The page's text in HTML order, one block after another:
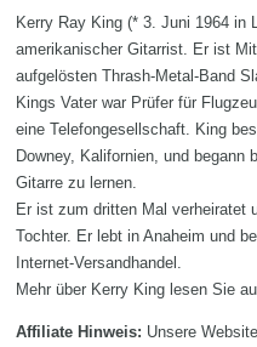
Kerry Ray King (* 3. Juni 1964 in
amerikanischer Gitarrist. Er ist
aufgelösten Thrash-Metal-Band
Kings Vater war Prüfer für
eine Telefongesellschaft. King
Downey, Kalifornien, und begann
Gitarre zu lernen.
Er ist zum dritten Mal verheiratet
Tochter. Er lebt in Anaheim und
Internet-Versandhandel.
Mehr über Kerry King lesen Sie
Affiliate Hinweis: Unsere